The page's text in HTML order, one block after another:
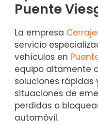
Puente
La empresa
servicio
vehículos en
equipo altamente
soluciones rápidas
situaciones de
perdidas o
automóvil.